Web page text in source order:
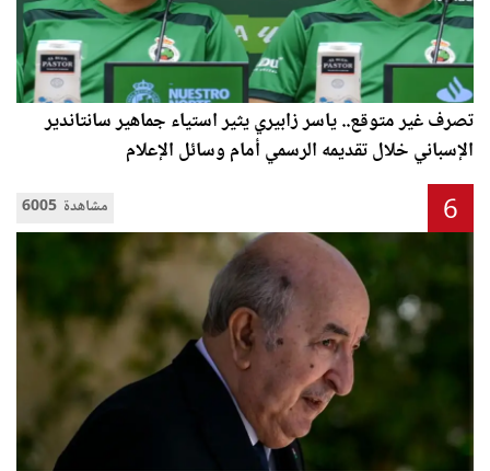
تصرف غير متوقع.. ياسر زابيري يثير استياء جماهير سانتاندير
الإسباني خلال تقديمه الرسمي أمام وسائل الإعلام
6005 مشاهدة 6